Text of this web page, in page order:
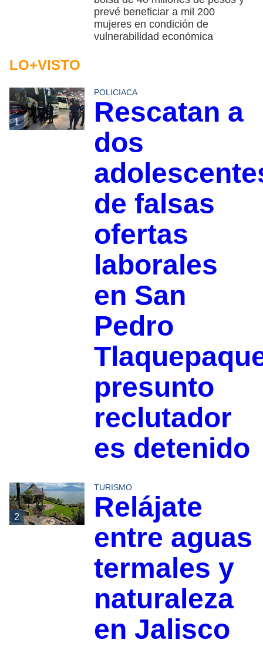
prevé beneficiar a mil 200
mujeres en condición de
vulnerabilidad económica
LO+VISTO
1
POLICIACA
Rescatan a
dos
de falsas
ofertas
laborales
en San
Pedro
presunto
reclutador
es detenido
2
TURISMO
Relájate
entre aguas
termales y
naturaleza
en Jalisco